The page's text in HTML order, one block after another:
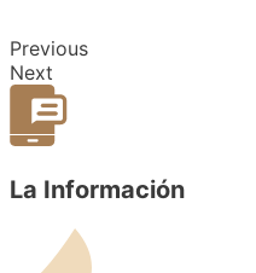
Previous
Next
La Información